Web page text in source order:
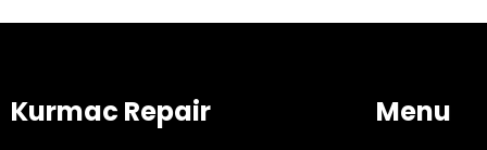
Kurmac Repair Menu